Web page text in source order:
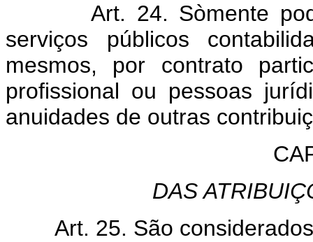
Art. 24. Sòmente
serviços públicos
mesmos, por contrato
profissional ou pessoas
anuidades de outras
DAS
Art. 25. São